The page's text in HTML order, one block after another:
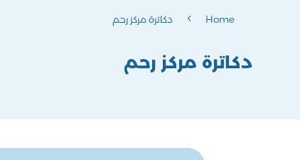
Home
4 دكاترة مركز رحم
دكاترة مركز رحم